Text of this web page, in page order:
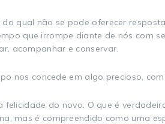
qual não se pode oferecer
que irrompe diante de nós com
acompanhar e conservar.
nos concede em algo precioso,
do novo. O que é
mas é compreendido como uma